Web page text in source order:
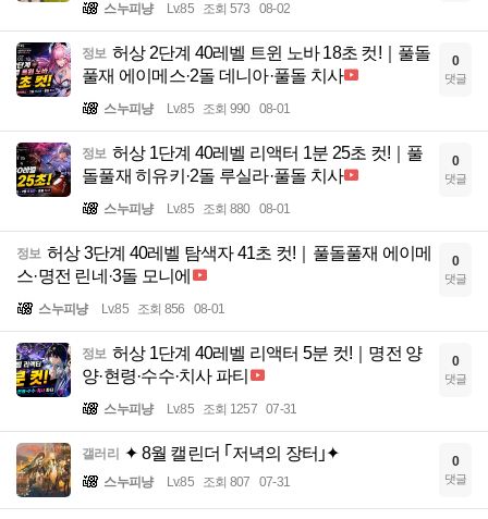
스누피냥 Lv.85 조회 573 08-02
정보 허상 2단계 40레벨 트윈 노바 18초 컷!｜풀돌
풀재 에이메스·2돌 데니아·풀돌 치사
스누피냥 Lv.85 조회 990 08-01
0
댓글
정보 허상 1단계 40레벨 리액터 1분 25초 컷!｜풀
돌풀재 히유키·2돌 루실라·풀돌 치사
스누피냥 Lv.85 조회 880 08-01
0
댓글
정보 허상 3단계 40레벨 탐색자 41초 컷!｜풀돌풀재 에이메
스·명전 린네·3돌 모니에
스누피냥 Lv.85 조회 856 08-01
0
댓글
정보 허상 1단계 40레벨 리액터 5분 컷!｜명전 양
양·현령·수수·치사 파티
스누피냥 Lv.85 조회 1257 07-31
0
댓글
갤러리 ✦ 8월 캘린더 ｢저녁의 장터｣✦
스누피냥 Lv.85 조회 807 07-31
0
댓글